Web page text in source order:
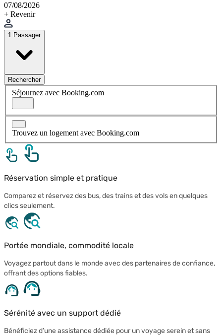
07/08/2026
+ Revenir
1 Passager
Rechercher
Séjournez avec Booking.com
Trouvez un logement avec Booking.com
Réservation simple et pratique
Comparez et réservez des bus, des trains et des vols en quelques
clics seulement.
Portée mondiale, commodité locale
Voyagez partout dans le monde avec des partenaires de confiance,
offrant des options fiables.
Sérénité avec un support dédié
Bénéficiez d’une assistance dédiée pour un voyage serein et sans